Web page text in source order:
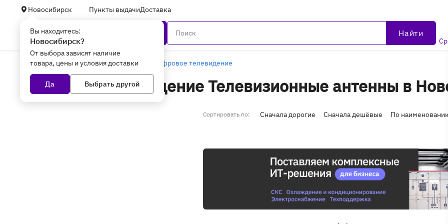
Новосибирск Пункты выдачиДоставка
Вы находитесь:
Новосибирск?
От выбора зависят наличие
товара, цены и условия доставки
Да Выбрать другой
Найти
Главная ТВ, мультимедиа и аудио Цифровое телевидение
Цифровое телевидение Телевизионные антенны в
Сортировать по: Сначала дорогие Сначала дешёвые По